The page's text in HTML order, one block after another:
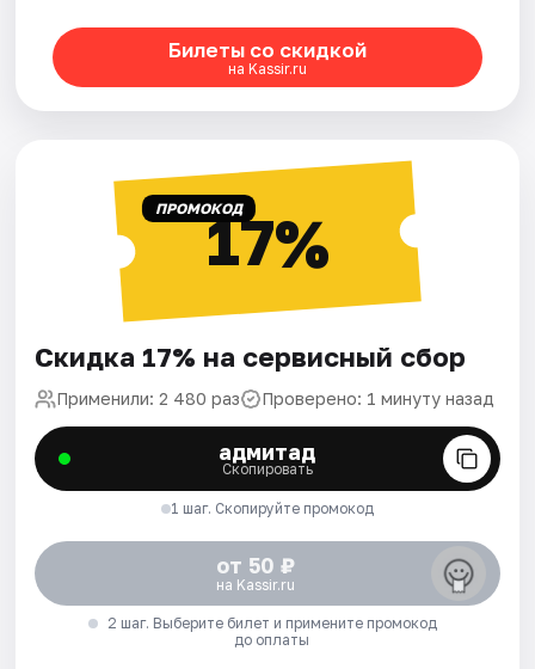
Билеты со скидкой
на Kassir.ru
ПРОМОКОД17%
Скидка 17% на сервисный сбор
Применили: 2 480 раз Проверено: 1 минуту назад
адмитад
Скопировать
1 шаг. Скопируйте промокод
от 50 ₽
на Kassir.ru
2 шаг. Выберите билет и примените промокод
до оплаты